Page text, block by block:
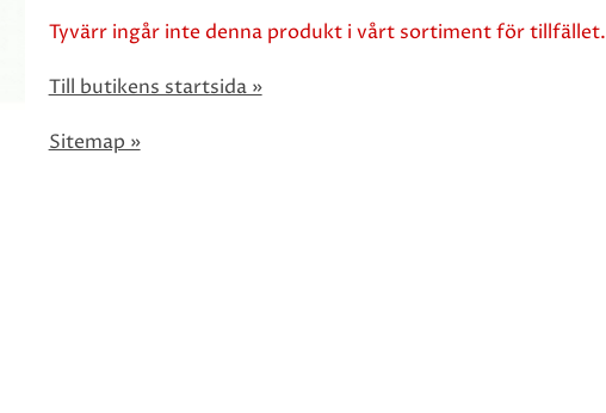
Tyvärr ingår inte denna produkt i vårt sortiment för tillfället.
Till butikens startsida »
Sitemap »